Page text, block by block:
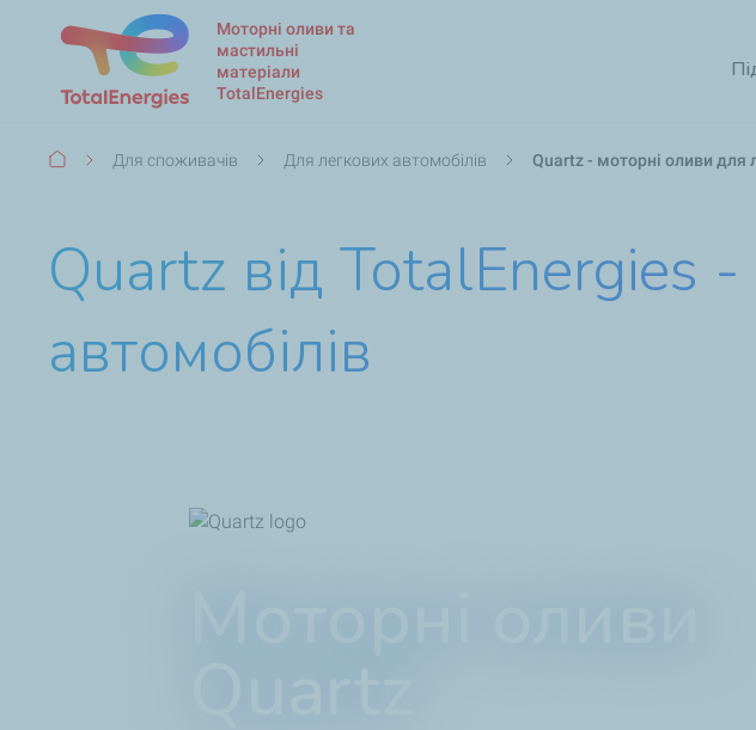
Моторні оливи та
мастильні
матеріали
TotalEnergies
Рядок
Для споживачів Для легкових автомобілів Quartz - моторні оливи для
Quartz від TotalEnergies
автомобілів